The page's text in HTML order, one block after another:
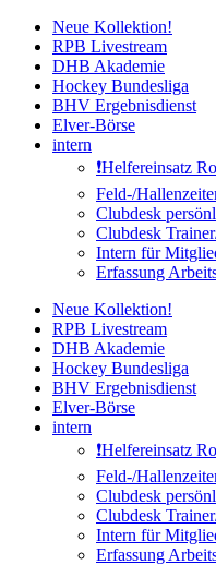
Zum
Inhalt
springen
Neue Kollektion!
RPB Livestream
DHB Akademie
Hockey Bundesliga
BHV Ergebnisdienst
Elver-Börse
intern
❗️Helfereinsatz
Feld-/
Clubdesk
Clubdesk
Intern für
Erfassung
Neue Kollektion!
RPB Livestream
DHB Akademie
Hockey Bundesliga
BHV Ergebnisdienst
Elver-Börse
intern
❗️Helfereinsatz
Feld-/
Clubdesk
Clubdesk
Intern für
Erfassung